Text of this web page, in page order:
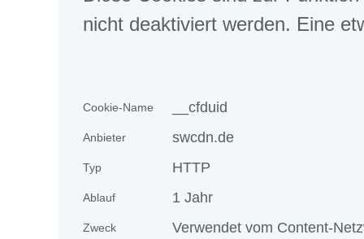
nicht deaktiviert werden. Eine
Cookie-Name __cfduid
Anbieter swcdn.de
Typ HTTP
Ablauf 1 Jahr
Zweck Verwendet vom Content-